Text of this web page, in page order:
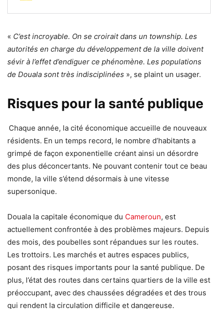
« C’est incroyable. On se croirait dans un township. Les
autorités en charge du développement de la ville doivent
sévir à l’effet d’endiguer ce phénomène. Les populations
de Douala sont très indisciplinées », se plaint un usager.
Risques pour la santé publique
Chaque année, la cité économique accueille de nouveaux
résidents. En un temps record, le nombre d’habitants a
grimpé de façon exponentielle créant ainsi un désordre
des plus déconcertants. Ne pouvant contenir tout ce beau
monde, la ville s’étend désormais à une vitesse
supersonique.
Douala la capitale économique du Cameroun, est
actuellement confrontée à des problèmes majeurs. Depuis
des mois, des poubelles sont répandues sur les routes.
Les trottoirs. Les marchés et autres espaces publics,
posant des risques importants pour la santé publique. De
plus, l’état des routes dans certains quartiers de la ville est
préoccupant, avec des chaussées dégradées et des trous
qui rendent la circulation difficile et dangereuse.